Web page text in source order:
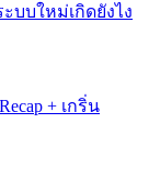
ะบบใหม่เกิดยังไง
+ เกริ่น